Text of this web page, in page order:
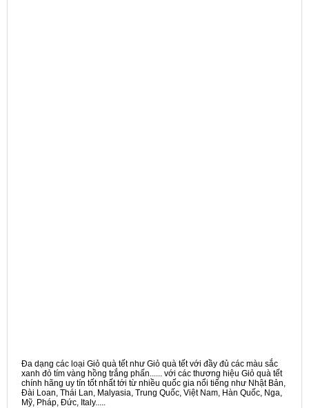
Đa dạng các loại Giỏ quà tết như Giỏ quà tết với đầy đủ các màu sắc
xanh đỏ tím vàng hồng trắng phấn...... với các thương hiệu Giỏ quà tết
chính hãng uy tín tốt nhất tới từ nhiều quốc gia nổi tiếng như Nhật Bản,
Đài Loan, Thái Lan, Malyasia, Trung Quốc, Việt Nam, Hàn Quốc, Nga,
Mỹ, Pháp, Đức, Italy.....